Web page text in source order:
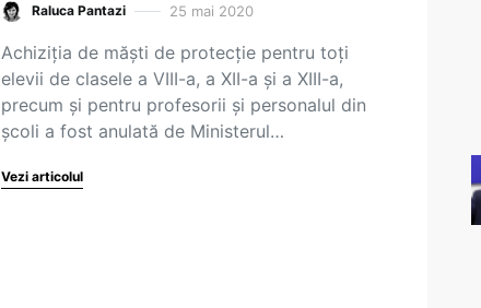
Raluca Pantazi 25 mai 2020
Achiziția de măști de protecție pentru toți
elevii de clasele a VIII-a, a XII-a și a XIII-a,
precum și pentru profesorii și personalul din
școli a fost anulată de Ministerul…
Vezi articolul